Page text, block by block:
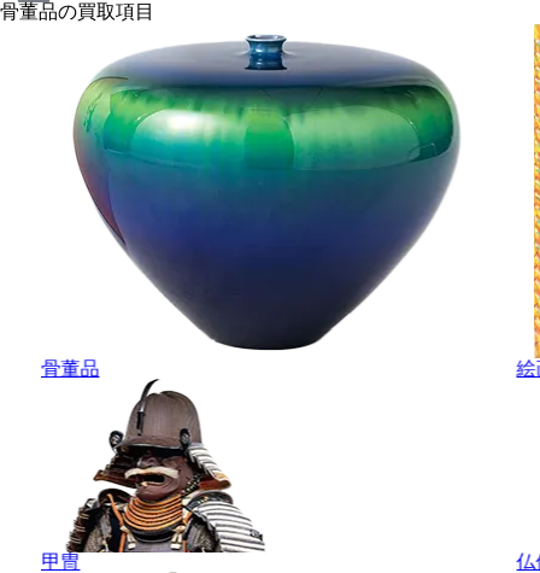
骨董品の買取項目
骨董品
甲冑
絵
仏